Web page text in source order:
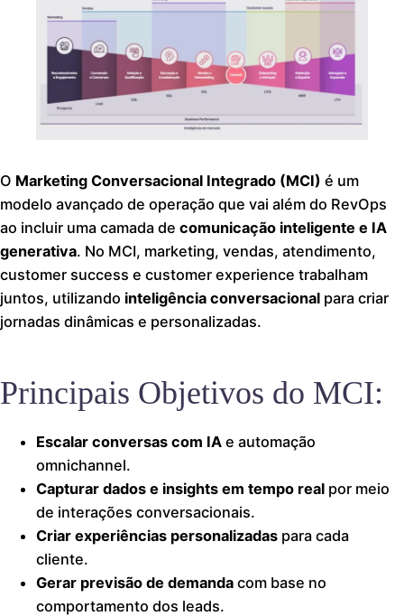
O Marketing Conversacional Integrado (MCI) é um
modelo avançado de operação que vai além do RevOps
ao incluir uma camada de comunicação inteligente e IA
generativa. No MCI, marketing, vendas, atendimento,
customer success e customer experience trabalham
juntos, utilizando inteligência conversacional para criar
jornadas dinâmicas e personalizadas.
Principais Objetivos do MCI:
Escalar conversas com IA e automação
omnichannel.
Capturar dados e insights em tempo real por meio
de interações conversacionais.
Criar experiências personalizadas para cada
cliente.
Gerar previsão de demanda com base no
comportamento dos leads.